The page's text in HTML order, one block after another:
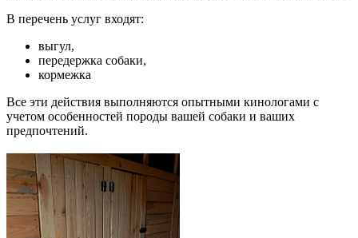
В перечень услуг входят:
выгул,
передержка собаки,
кормежка
Все эти действия выполняются опытными кинологами с
учетом особенностей породы вашей собаки и ваших
предпочтений.